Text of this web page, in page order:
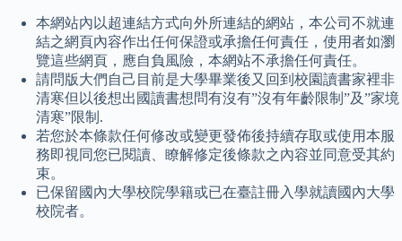
本網站內以超連結方式向外所連結的網站，本公司不就連
結之網頁內容作出任何保證或承擔任何責任，使用者如瀏
覽這些網頁，應自負風險，本網站不承擔任何責任。
請問版大們自己目前是大學畢業後又回到校園讀書家裡非
清寒但以後想出國讀書想問有沒有”沒有年齡限制”及”家境
清寒”限制.
若您於本條款任何修改或變更發佈後持續存取或使用本服
務即視同您已閱讀、瞭解修定後條款之內容並同意受其約
束。
已保留國內大學校院學籍或已在臺註冊入學就讀國內大學
校院者。